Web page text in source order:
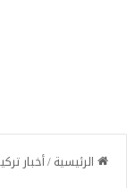
الرئيسية/أخبار